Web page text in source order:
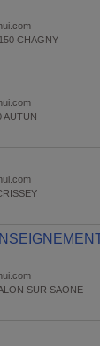
CHAGNY
AUTUN
SUR SAONE